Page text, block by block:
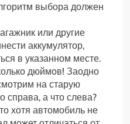
выбора должен
или другие
аккумулятор,
в указанном месте.
дюймов! Заодно
на старую
справа, а что слева?
хотя автомобиль не